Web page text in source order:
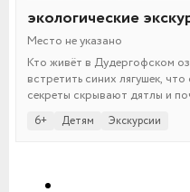
экологические
Место не указано
Кто живёт в Дудергофском
встретить синих лягушек,
секреты скрывают дятлы и
водокрас называют
вопросы отвечают авторы и
6+ Детям Экскурсии